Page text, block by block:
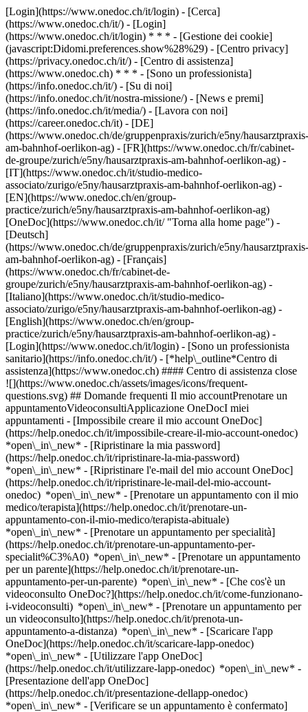
[Login](https://www.onedoc.ch/it/login) - [Cerca]
(https://www.onedoc.ch/it/) - [Login]
(https://www.onedoc.ch/it/login) * * * - [Gestione dei cookie]
(javascript:Didomi.preferences.show%28%29) - [Centro privacy]
(https://privacy.onedoc.ch/it/) - [Centro di assistenza]
(https://www.onedoc.ch) * * * - [Sono un professionista]
(https://info.onedoc.ch/it/) - [Su di noi]
(https://info.onedoc.ch/it/nostra-missione/) - [News e premi]
(https://info.onedoc.ch/it/media/) - [Lavora con noi]
(https://career.onedoc.ch/it) - [DE]
(https://www.onedoc.ch/de/gruppenpraxis/zurich/e5ny/hausarztpraxis-
am-bahnhof-oerlikon-ag) - [FR](https://www.onedoc.ch/fr/cabinet-
de-groupe/zurich/e5ny/hausarztpraxis-am-bahnhof-oerlikon-ag) -
[IT](https://www.onedoc.ch/it/studio-medico-
associato/zurigo/e5ny/hausarztpraxis-am-bahnhof-oerlikon-ag) -
[EN](https://www.onedoc.ch/en/group-
practice/zurich/e5ny/hausarztpraxis-am-bahnhof-oerlikon-ag)
[OneDoc](https://www.onedoc.ch/it/ "Torna alla home page") -
[Deutsch]
(https://www.onedoc.ch/de/gruppenpraxis/zurich/e5ny/hausarztpraxis-
am-bahnhof-oerlikon-ag) - [Français]
(https://www.onedoc.ch/fr/cabinet-de-
groupe/zurich/e5ny/hausarztpraxis-am-bahnhof-oerlikon-ag) -
[Italiano](https://www.onedoc.ch/it/studio-medico-
associato/zurigo/e5ny/hausarztpraxis-am-bahnhof-oerlikon-ag) -
[English](https://www.onedoc.ch/en/group-
practice/zurich/e5ny/hausarztpraxis-am-bahnhof-oerlikon-ag) -
[Login](https://www.onedoc.ch/it/login) - [Sono un professionista
sanitario](https://info.onedoc.ch/it/) - [*help\_outline*Centro di
assistenza](https://www.onedoc.ch) #### Centro di assistenza close
![](https://www.onedoc.ch/assets/images/icons/frequent-
questions.svg) ## Domande frequenti Il mio accountPrenotare un
appuntamentoVideoconsultiApplicazione OneDocI miei
appuntamenti - [Impossibile creare il mio account OneDoc]
(https://help.onedoc.ch/it/impossibile-creare-il-mio-account-onedoc)
*open\_in\_new* - [Ripristinare la mia password]
(https://help.onedoc.ch/it/ripristinare-la-mia-password)
*open\_in\_new* - [Ripristinare l'e-mail del mio account OneDoc]
(https://help.onedoc.ch/it/ripristinare-le-mail-del-mio-account-
onedoc) *open\_in\_new* - [Prenotare un appuntamento con il mio
medico/terapista](https://help.onedoc.ch/it/prenotare-un-
appuntamento-con-il-mio-medico/terapista-abituale)
*open\_in\_new* - [Prenotare un appuntamento per specialità]
(https://help.onedoc.ch/it/prenotare-un-appuntamento-per-
specialit%C3%A0) *open\_in\_new* - [Prenotare un appuntamento
per un parente](https://help.onedoc.ch/it/prenotare-un-
appuntamento-per-un-parente) *open\_in\_new* - [Che cos'è un
videoconsulto OneDoc?](https://help.onedoc.ch/it/come-funzionano-
i-videoconsulti) *open\_in\_new* - [Prenotare un appuntamento per
un videoconsulto](https://help.onedoc.ch/it/prenota-un-
appuntamento-a-distanza) *open\_in\_new* - [Scaricare l'app
OneDoc](https://help.onedoc.ch/it/scaricare-lapp-onedoc)
*open\_in\_new* - [Utilizzare l'app OneDoc]
(https://help.onedoc.ch/it/utilizzare-lapp-onedoc) *open\_in\_new* -
[Presentazione dell'app OneDoc]
(https://help.onedoc.ch/it/presentazione-dellapp-onedoc)
*open\_in\_new* - [Verificare se un appuntamento è confermato](https://help.onedoc.ch/it/verificare-se-un-appuntamento-%C3%A8-confermato) *open\_in\_new* - [Annullare un appuntamento prenotato online su OneDoc](https://help.onedoc.ch/it/annullare-un-appuntamento-prenotato-online-su-onedoc) *open\_in\_new* - [Non ho ricevuto la conferma dell'appuntamento](https://help.onedoc.ch/it/non-ho-ricevuto-la-conferma-dellappuntamento) *open\_in\_new* [Vedi tutti i nostri articoli *open\_in\_new*](https://help.onedoc.ch/it/) *photo\_camera*+ 3 foto # Hausarztpraxis am Bahnhof Oerlikon AG ![Badge che indica un profilo verificato](https://www.onedoc.ch/assets/images/icons/checkmark.svg) ## Studio medico associato Mappa Presentazione Il team ![Icona paziente con segno più che indica che il professionista accetta nuovi pazienti](https://www.onedoc.ch/assets/images/icons/new-patients.svg) ### Pazienti accettati Hausarztpraxis am Bahnhof Oerlikon AG accetta nuovi pazienti ![Icona valigetta che annuncia le specialità del professionista](https://www.onedoc.ch/assets/images/icons/specialties.svg) ### Specialità Medicina del traffico Medicina generale Medicina interna generale Screening COVID-19 [*arrow\_drop\_down*Vedi di più](https://www.onedoc.ch) ![Segnaposto che annuncia la mappa e le informazioni di accesso dello studio](https://www.onedoc.ch/assets/images/icons/map.svg) ### Mappa e informazioni pratiche #### Hausarztpraxis am Bahnhof Oerlikon AG Nansenstrasse 16 8050 Zurigo #### Orari di apertura Attualmente chiuso - Apre mercoledì alle 07:30 *expand\_more* Lunedì: 07:30 - 12:00 e 13:00 - 18:30 Martedì: 07:30 - 12:00 e 13:00 - 18:30 Mercoledì: 07:30 - 12:00 e 13:00 - 18:30 Giovedì: 07:30 - 12:00 e 13:00 - 18:30 Venerdì: 07:30 - 12:00 e 13:00 - 18:30 Sabato: 09:00 - 15:00 Domenica: Chiuso #### Sito web [Visita il sito web *open\_in\_new*](https://www.hausarztpraxisoerlikon.ch/?modal=true) ![Icona documento che annuncia la presentazione dello studio](https://www.onedoc.ch/assets/images/icons/presentation.svg) ### Presentazione Il benessere dei nostri pazienti è al centro del nostro impegno medico. Con l'obiettivo di mantenere l'[assistenza medica](http://www.hausarztpraxisoerlikon.ch/#details) al più alto livello scientifico, offriamo attrezzature moderne, un'infrastruttura adeguata, [orari di consultazione](http://www.hausarztpraxisoerlikon.ch/#contact) favorevoli al paziente e un team di studio ben preparato. Il nostro obiettivo è fornire un'assistenza medica completa con un team di medici esperti. Il consulto personale medico-paziente, in cui si risponde a tutte le domande in modo dettagliato, è particolarmente importante per il team. Il nostro team di medici vanta molti anni di esperienza e qualifiche comprovate in tutte le procedure di esame che offriamo. [*arrow\_drop\_down*Vedi di più](https://www.onedoc.ch) [![Hausarztpraxis am Bahnhof Oerlikon AG, studio medico associato a Zurigo](https://assets.onedoc.ch/images/entities/8a8f2b6c39d755c479dec5910af3175a2874e9d381664313178c7d9dc99c3152-small.png "Hausarztpraxis am Bahnhof Oerlikon AG, studio medico associato a Zurigo")](https://assets.onedoc.ch/images/entities/8a8f2b6c39d755c479dec5910af3175a2874e9d381664313178c7d9dc99c3152.png)[![Hausarztpraxis am Bahnhof Oerlikon AG, studio medico associato a Zurigo](https://assets.onedoc.ch/images/entities/cc22198ec347a3f1e70ef1342ac695168e8ce7c581b5f7ff4b28d7a41203758d-small.jpg "Hausarztpraxis am Bahnhof Oerlikon AG, studio medico associato a Zurigo")](https://assets.onedoc.ch/images/entities/cc22198ec347a3f1e70ef1342ac695168e8ce7c581b5f7ff4b28d7a41203758d.jpg)[![Hausarztpraxis am Bahnhof Oerlikon AG, studio medico associato a Zurigo](https://assets.onedoc.ch/images/entities/8c110bf234a8a95cf7cf218806504b029d129521b2e932bfaac52742c8681c4a-small.jpg "Hausarztpraxis am Bahnhof Oerlikon AG, studio medico associato a Zurigo")](https://assets.onedoc.ch/images/entities/8c110bf234a8a95cf7cf218806504b029d129521b2e932bfaac52742c8681c4a.jpg)[![Hausarztpraxis am Bahnhof Oerlikon AG, studio medico associato a Zurigo](https://assets.onedoc.ch/images/entities/b2f67dc00e40c3417f9ab62069c5b1e026e87942bfee7f0111a1469558e5a387-small.jpg "Hausarztpraxis am Bahnhof Oerlikon AG, studio medico associato a Zurigo")](https://assets.onedoc.ch/images/entities/b2f67dc00e40c3417f9ab62069c5b1e026e87942bfee7f0111a1469558e5a387.jpg) ![Icona gruppo di persone che annuncia l’elenco dei professionisti sanitari dello studio](https://www.onedoc.ch/assets/images/icons/team.svg) ### Il team Medico generico [![Volker Rompcik, medico generico a Zurigo](https://assets.onedoc.ch/images/users/8763c95cdd3ae35c5f633496df55f134d6ab30c8ff53a5ec0f3726e0c447705e-small.png "Volker Rompcik, medico generico a Zurigo") \ __Dipl. med. Volker Rompcik__](https://www.onedoc.ch/it/medico-generico/zurigo/pc0e9/dipl-med-volker-rompcik) Specialista in medicina interna generale [![Christoph Rosenbaum, specialista in medicina interna generale a Zurigo](https://assets.onedoc.ch/images/users/8a4ec5324b2b1823cb1217e9facf46ef390aafc5acc5a408d1f0ab37779a1eb1-small.png "Christoph Rosenbaum, specialista in medicina interna generale a Zurigo") \ __Dr. Christoph Rosenbaum__](https://www.onedoc.ch/it/specialista-in-medicina-interna-generale/zurigo/pcmb4/dr-christoph-rosenbaum) ![Icona nuvoletta che annuncia la sezione FAQ](https://www.onedoc.ch/assets/images/icons/faq.svg) ### FAQ *expand\_more* *keyboard\_arrow\_right* ## Qual è l'indirizzo di Hausarztpraxis am Bahnhof Oerlikon AG? Hausarztpraxis am Bahnhof Oerlikon AG riceve i pazienti in Nansenstrasse 16, 8050 Zurigo. * * * *keyboard\_arrow\_right* ## Quali sono gli orari di apertura di Hausarztpraxis am Bahnhof Oerlikon AG? Hausarztpraxis am Bahnhof Oerlikon AG è aperto: - Il lunedì dalle 07:30 alle 12:00 e dalle 13:00 alle 18:30 - Il martedì dalle 07:30 alle 12:00 e dalle 13:00 alle 18:30 - Il mercoledì dalle 07:30 alle 12:00 e dalle 13:00 alle 18:30 - Il giovedì dalle 07:30 alle 12:00 e dalle 13:00 alle 18:30 - Il venerdì dalle 07:30 alle 12:00 e dalle 13:00 alle 18:30 - Il sabato dalle 09:00 alle 15:00 - La domenica chiuso * * * *keyboard\_arrow\_right* ## Qual è il sito web di Hausarztpraxis am Bahnhof Oerlikon AG? Puoi visitare il sito web di Hausarztpraxis am Bahnhof Oerlikon AG all'indirizzo: [https://www.hausarztpraxisoerl... *open\_in\_new*](https://www.hausarztpraxisoerlikon.ch/?modal=true) . * * * *keyboard\_arrow\_right* ## Qual è il numero di telefono di Hausarztpraxis am Bahnhof Oerlikon AG? Il numero di telefono di Hausarztpraxis am Bahnhof Oerlikon AG è [044 313 00 01](tel:+41443130001). * * * *keyboard\_arrow\_right* ## Quali sono le specialità praticate presso Hausarztpraxis am Bahnhof Oerlikon AG? Hausarztpraxis am Bahnhof Oerlikon AG offre consulenze in [Medicina del traffico](https://www.onedoc.ch/it/medico-del-traffico/zurigo), [Medicina generale](https://www.onedoc.ch/it/medico-generico/zurigo), [Medicina interna generale](https://www.onedoc.ch/it/specialista-in-medicina-interna-generale/zurigo) e [Screening COVID-19](https://www.onedoc.ch/it/centro-di-screening-covid/zurigo). * * * *keyboard\_arrow\_right* ## Hausarztpraxis am Bahnhof Oerlikon AG accetta nuovi pazienti? Sì, Hausarztpraxis am Bahnhof Oerlikon AG accetta nuovi pazienti. I nuovi pazienti possono prenotare facilmente gli appuntamenti online tramite OneDoc. * * * *keyboard\_arrow\_right* ## Quali sono le lingue parlate presso Hausarztpraxis am Bahnhof Oerlikon AG? Hausarztpraxis am Bahnhof Oerlikon AG propone delle consultazioni in: Ceco, Tedesco, Inglese, Spagnolo, Francese, Italiano, Olandese, Portoghese, Albanese, Turco e Polacco. 1. [OneDoc](https://www.onedoc.ch/it/)/ 2. [Studio medico associato](https://www.onedoc.ch/it/studio-medico-associato)/ 3. [Cantone Zurigo](https://www.onedoc.ch/it/studio-medico-associato/cantone-zurigo)/ 4. [Zurigo](https://www.onedoc.ch/it/studio-medico-associato/zurigo)/ 5. Hausarztpraxis am Bahnhof Oerlikon AG ### Prenota il tuo appuntamento con Hausarztpraxis am Bahnhof Oerlikon AG Compila il modulo seguente 1 Specialità Seleziona una specialità * * * *touch\_app* Scegli una fascia oraria *chevron\_left* mar 04 ago *chevron\_right* Vedi più appuntamenti Fascia oraria Prenota appuntamento ### Scarica l'app OneDoc Prenota un appuntamento online con un medico, dentista o terapeuta vicino a te in Svizzera. L'app OneDoc ti consente di gestire tutti i tuoi appuntamenti medici dal tuo cellulare, ovunque e in qualsiasi momento. ![Codice QR che rimanda all’App Store o a Google Play per scaricare l’app OneDoc Pazienti](https://www.onedoc.ch/assets/images/download-app-qr.jpeg) Scansiona il codice QR per scaricare l'app [![Scarica la nostra applicazione su App Store!](https://www.onedoc.ch/assets/images/app-store-badge-it.svg)](https://apps.apple.com/ch/app/onedoc/id1592376413?l=fr)[![Scarica la nostra app su Google Play Store!](https://www.onedoc.ch/assets/images/google-play-badge-it.png)](https://play.google.com/store/apps/details?id=ch.onedoc.patient&hl=fr-CH) *keyboard\_arrow\_right* ## Ricerche associate [Specialista in medicina interna generale a Zurigo](https://www.onedoc.ch/it/specialista-in-medicina-interna-generale/zurigo)[Medico generico a Zurigo](https://www.onedoc.ch/it/medico-generico/zurigo)[Medico generico a Winterthur](https://www.onedoc.ch/it/medico-generico/winterthur)[Specialista in medicina interna generale a Baden](https://www.onedoc.ch/it/specialista-in-medicina-interna-generale/baden)[Specialista in medicina interna generale a Winterthur](https://www.onedoc.ch/it/specialista-in-medicina-interna-generale/winterthur)[Medico generico a Lucerna](https://www.onedoc.ch/it/medico-generico/lucerna)[Medico generico a Zugo](https://www.onedoc.ch/it/medico-generico/zugo)[Specialista in medicina interna generale a Aarau](https://www.onedoc.ch/it/specialista-in-medicina-interna-generale/aarau)[Specialista in medicina interna g